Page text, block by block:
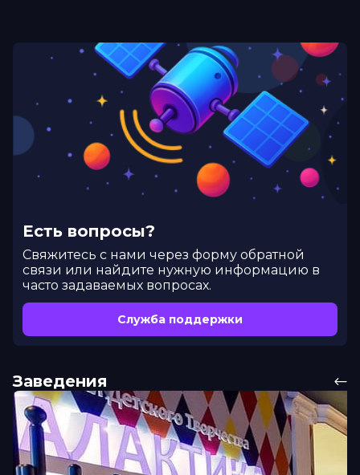
Есть вопросы?
Cвяжитесь с нами через форму обратной
связи или найдите нужную информацию в
часто задаваемых вопросах.
Служба поддержки
Заведения